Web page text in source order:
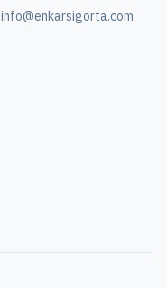
info@enkarsigorta.com